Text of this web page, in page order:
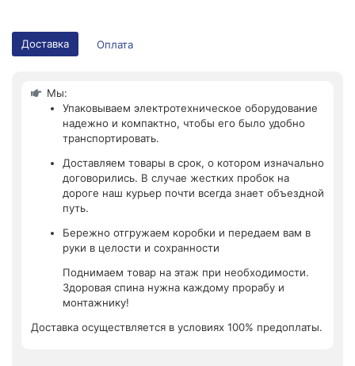
Доставка Оплата
Мы:
Упаковываем электротехническое оборудование
надежно и компактно, чтобы его было удобно
транспортировать.
Доставляем товары в срок, о котором изначально
договорились. В случае жестких пробок на
дороге наш курьер почти всегда знает объездной
путь.
Бережно отгружаем коробки и передаем вам в
руки в целости и сохранности
Поднимаем товар на этаж при необходимости.
Здоровая спина нужна каждому прорабу и
монтажнику!
Доставка осуществляется в условиях 100% предоплаты.